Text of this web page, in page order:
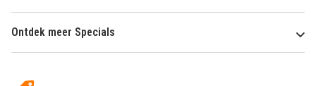
Ontdek meer Specials
HotelSpecials